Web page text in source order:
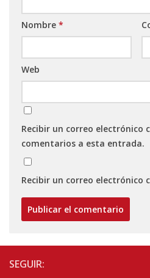
Nombre *
Web
Recibir un correo electrónico
comentarios a esta entrada.
Recibir un correo electrónico
SEGUIR: